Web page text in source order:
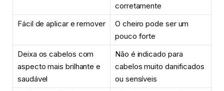
corretamente
Fácil de aplicar e remover
O cheiro pode ser um
pouco forte
Deixa os cabelos com
aspecto mais brilhante e
saudável
Não é indicado para
cabelos muito danificados
ou sensíveis